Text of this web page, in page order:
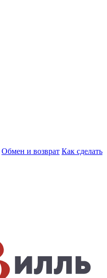
Обмен и возврат Как сделать